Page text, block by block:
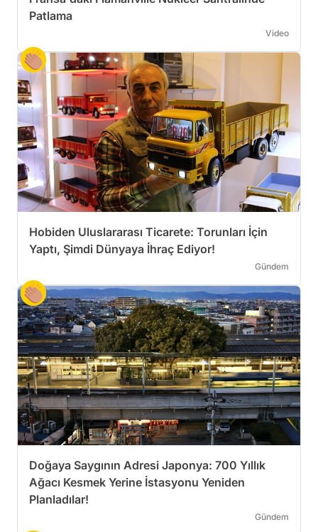
Patlama
Video
Hobiden Uluslararası Ticarete: Torunları İçin
Yaptı, Şimdi Dünyaya İhraç Ediyor!
Gündem
Doğaya Saygının Adresi Japonya: 700 Yıllık
Ağacı Kesmek Yerine İstasyonu Yeniden
Planladılar!
Gündem